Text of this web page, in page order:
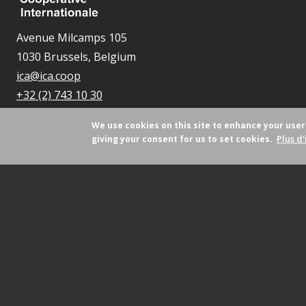
Avenue Milcamps 105
1030 Brussels, Belgium
ica@ica.coop
+32 (2) 743 10 30
We use cookies on this site to enhance your
giving your consent for us to set cookies. Plus